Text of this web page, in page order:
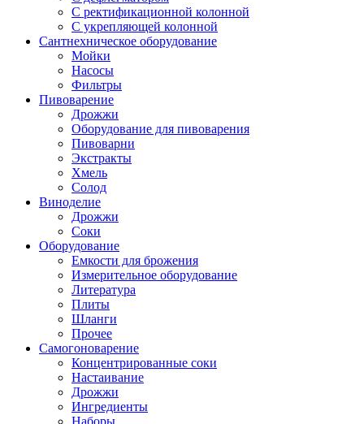
С ректификационной колонной
С укрепляющей колонной
Сантнехническое оборудование
Мойки
Насосы
Фильтры
Пивоварение
Дрожжи
Оборудование для пивоварения
Пивоварни
Экстракты
Хмель
Солод
Виноделие
Дрожжи
Соки
Оборудование
Емкости для брожения
Измерительное оборудование
Литература
Плиты
Шланги
Прочее
Самогоноварение
Концентрированные соки
Настаивание
Дрожжи
Ингредиенты
Наборы